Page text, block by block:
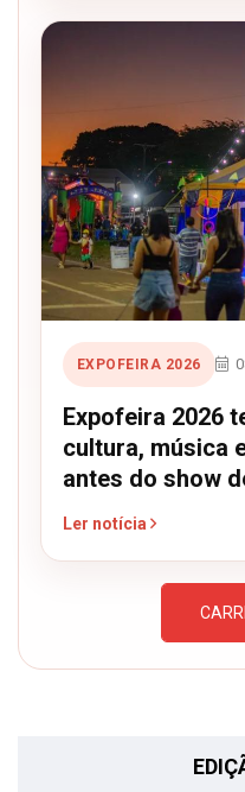
EXPOFEIRA 2026
Expofeira 2026
cultura, música
antes do show
Ler notícia